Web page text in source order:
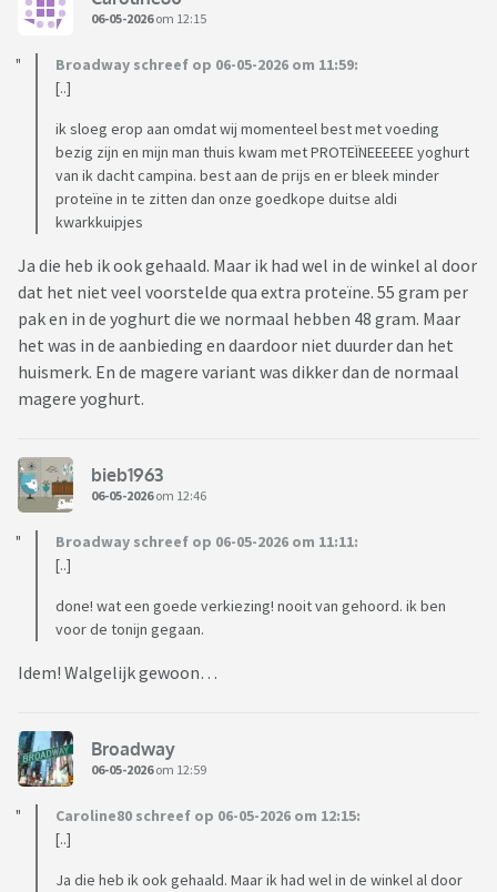
06-05-2026om 12:15
Broadway schreef op 06-05-2026 om 11:59:
[..]
ik sloeg erop aan omdat wij momenteel best met voeding
bezig zijn en mijn man thuis kwam met PROTEÏNEEEEEE yoghurt
van ik dacht campina. best aan de prijs en er bleek minder
proteïne in te zitten dan onze goedkope duitse aldi
kwarkkuipjes
Ja die heb ik ook gehaald. Maar ik had wel in de winkel al door
dat het niet veel voorstelde qua extra proteïne. 55 gram per
pak en in de yoghurt die we normaal hebben 48 gram. Maar
het was in de aanbieding en daardoor niet duurder dan het
huismerk. En de magere variant was dikker dan de normaal
magere yoghurt.
bieb1963
06-05-2026om 12:46
Broadway schreef op 06-05-2026 om 11:11:
[..]
done! wat een goede verkiezing! nooit van gehoord. ik ben
voor de tonijn gegaan.
Idem! Walgelijk gewoon…
Broadway
06-05-2026om 12:59
Caroline80 schreef op 06-05-2026 om 12:15:
[..]
Ja die heb ik ook gehaald. Maar ik had wel in de winkel al door